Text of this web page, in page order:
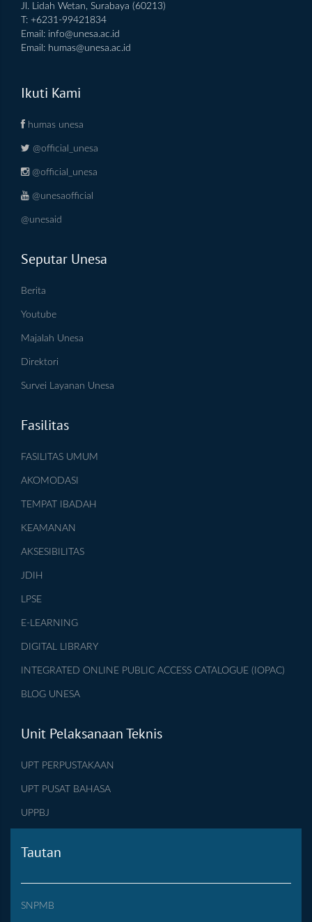
Jl. Lidah Wetan, Surabaya (60213)
T: +6231-99421834
Email: info@unesa.ac.id
Email: humas@unesa.ac.id
Ikuti Kami
humas unesa
@official_unesa
@official_unesa
@unesaofficial
@unesaid
Seputar Unesa
Berita
Youtube
Majalah Unesa
Direktori
Survei Layanan Unesa
Fasilitas
FASILITAS UMUM
AKOMODASI
TEMPAT IBADAH
KEAMANAN
AKSESIBILITAS
JDIH
LPSE
E-LEARNING
DIGITAL LIBRARY
INTEGRATED ONLINE PUBLIC ACCESS CATALOGUE (IOPAC)
BLOG UNESA
Unit Pelaksanaan Teknis
UPT PERPUSTAKAAN
UPT PUSAT BAHASA
UPPBJ
Tautan
SNPMB